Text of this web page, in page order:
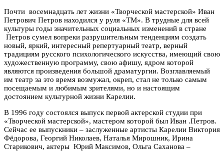
Почти восемнадцать лет жизни «Творческой мастерской» Иван
Петрович Петров находился у руля «ТМ». В трудные для всей
культуры годы значительных социальных изменений в стране
Петров сумел вопреки разрушительным тенденциям создать
новый, яркий, интересный репертуарный театр, верный
традициям русского психологического искусства, имеющий свою
художественную программу, свою афишу, ядром которой
являются произведения большой драматургии. Возглавляемый
им театр за это время возмужал, окреп, стал не только самым
посещаемым и любимым зрителями, но и настоящим
достоянием культурной жизни Карелии.
В 1996 году состоялся выпуск первой актерской студии при
«Творческой мастерской», мастером которой был Иван .Петров.
Сейчас ее выпускники – заслуженные артисты Карелии Виктория
Фёдорова, Георгий Николаев, Наталья Мирошник, Ирина
Старикович, актеры Юрий Максимов, Ольга Саханова –